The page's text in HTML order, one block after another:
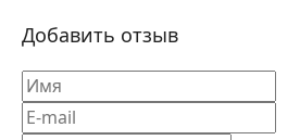
Добавить отзыв